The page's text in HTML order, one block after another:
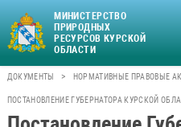
МИНИСТЕРСТВО
ПРИРОДНЫХ
РЕСУРСОВ КУРСКОЙ
ОБЛАСТИ
ДОКУМЕНТЫ > НОРМАТИВНЫЕ ПРАВОВЫЕ
ПОСТАНОВЛЕНИЕ ГУБЕРНАТОРА КУРСКОЙ